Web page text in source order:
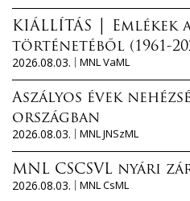
KIÁLLÍTÁS │
történetéből (1961-
2026.08.03.
MNL VaML
Aszályos évek
országban
2026.08.03.
MNL JNSzML
MNL CSCSVL nyári
2026.08.03.
MNL CsML